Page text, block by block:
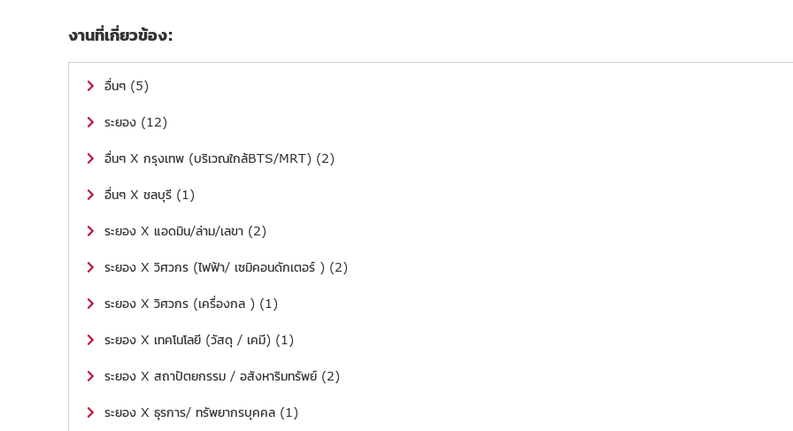
งานที่เกี่ยวข้อง:
อื่นๆ (5)
ระยอง (12)
อื่นๆ X กรุงเทพ (บริเวณใกล้BTS/MRT) (2)
อื่นๆ X ชลบุรี (1)
ระยอง X แอดมิน/ล่าม/เลขา (2)
ระยอง X วิศวกร (ไฟฟ้า/ เซมิคอนดักเตอร์ ) (2)
ระยอง X วิศวกร (เครื่องกล ) (1)
ระยอง X เทคโนโลยี (วัสดุ / เคมี) (1)
ระยอง X สถาปัตยกรรม / อสังหาริมทรัพย์ (2)
ระยอง X ธุรการ/ ทรัพยากรบุคคล (1)